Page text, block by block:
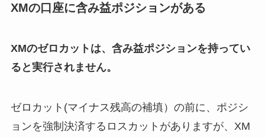
XMの口座に含み益ポジションがある
XMのゼロカットは、含み益ポジションを持ってい
ると実行されません。
ゼロカット(マイナス残高の補填）の前に、ポジシ
ョンを強制決済するロスカットがありますが、XM